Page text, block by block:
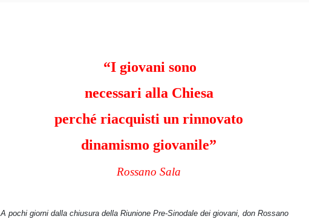
“I giovani sono
necessari alla Chiesa
perché riacquisti un rinnovato
dinamismo giovanile”
Rossano Sala
A pochi giorni dalla chiusura della Riunione Pre-Sinodale dei giovani, don Rossano